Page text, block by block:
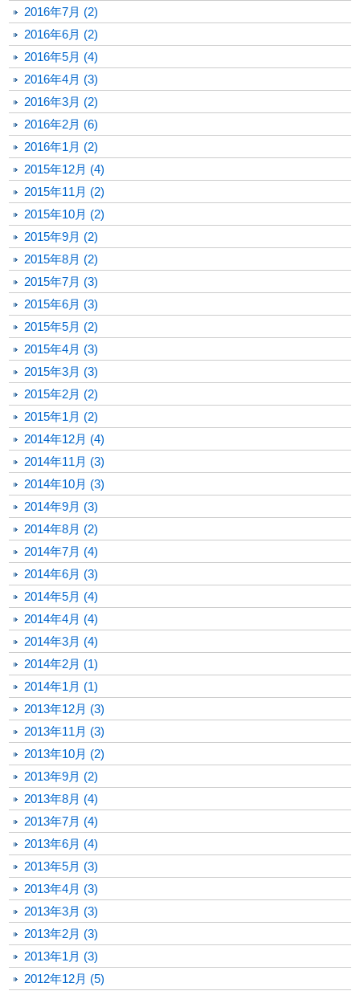
2016年7月 (2)
2016年6月 (2)
2016年5月 (4)
2016年4月 (3)
2016年3月 (2)
2016年2月 (6)
2016年1月 (2)
2015年12月 (4)
2015年11月 (2)
2015年10月 (2)
2015年9月 (2)
2015年8月 (2)
2015年7月 (3)
2015年6月 (3)
2015年5月 (2)
2015年4月 (3)
2015年3月 (3)
2015年2月 (2)
2015年1月 (2)
2014年12月 (4)
2014年11月 (3)
2014年10月 (3)
2014年9月 (3)
2014年8月 (2)
2014年7月 (4)
2014年6月 (3)
2014年5月 (4)
2014年4月 (4)
2014年3月 (4)
2014年2月 (1)
2014年1月 (1)
2013年12月 (3)
2013年11月 (3)
2013年10月 (2)
2013年9月 (2)
2013年8月 (4)
2013年7月 (4)
2013年6月 (4)
2013年5月 (3)
2013年4月 (3)
2013年3月 (3)
2013年2月 (3)
2013年1月 (3)
2012年12月 (5)